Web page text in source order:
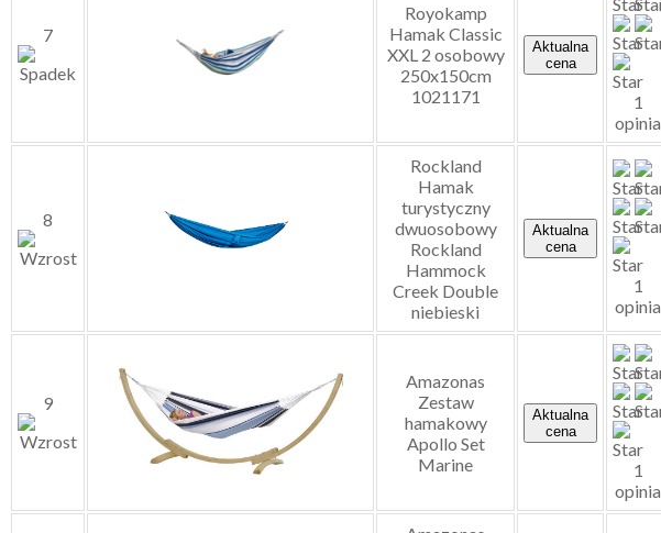
7
Royokamp
Hamak Classic
XXL 2 osobowy
250x150cm
1021171
Aktualna
cena
1
opinia
8
Rockland
Hamak
turystyczny
dwuosobowy
Rockland
Hammock
Creek Double
niebieski
Aktualna
cena
1
opinia
9
Amazonas
Zestaw
hamakowy
Apollo Set
Marine
Aktualna
cena
1
opinia